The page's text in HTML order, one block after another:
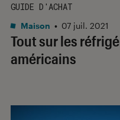
Tout sur les
américains
GUIDE D'ACHAT
Maison • 07 juil. 2021